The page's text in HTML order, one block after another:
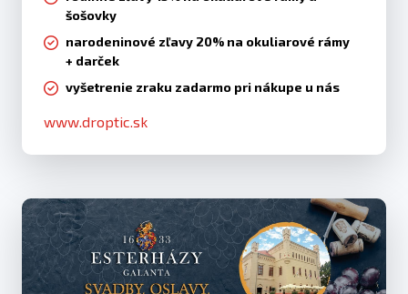
šošovky
narodeninové zľavy 20% na okuliarové rámy
+ darček
vyšetrenie zraku zadarmo pri nákupe u nás
www.droptic.sk